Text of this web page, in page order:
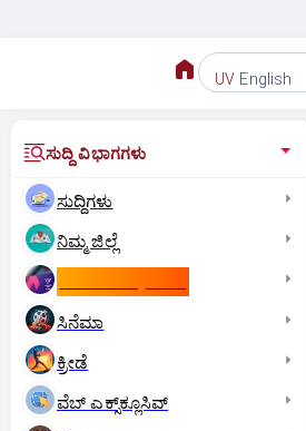
UV English
ಸುದ್ದಿ ವಿಭಾಗಗಳು
ಸುದ್ದಿಗಳು
ನಿಮ್ಮ ಜಿಲ್ಲೆ
ಸಿನೆಮಾ
ಕ್ರೀಡೆ
ವೆಬ್ ಎಕ್ಸ್‌ಕ್ಲೂಸಿವ್